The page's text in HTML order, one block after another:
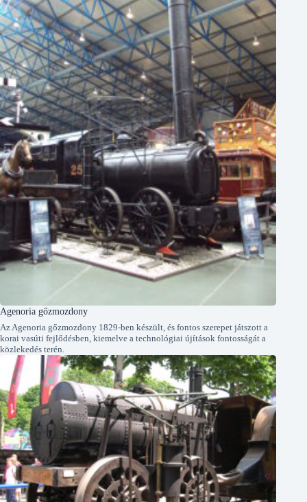
Agenoria gőzmozdony
Az Agenoria gőzmozdony 1829-ben készült, és fontos szerepet játszott a
korai vasúti fejlődésben, kiemelve a technológiai újítások fontosságát a
közlekedés terén.